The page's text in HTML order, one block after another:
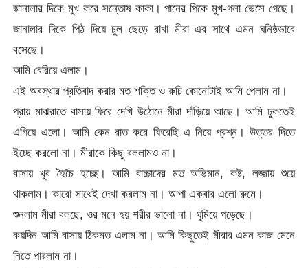
জানালার দিকে মুখ করে সন্তোষ কাকা। পানের পিকে মুখ-গলা ভেসে গেছে।
জানালার দিকে পিঠ দিয়ে চুল ছেড়ে রাখা মীরা এর সাথে এমন ঘনিষ্ঠভাবে
বসেছে।
আমি বেরিয়ে এলাম।
এই অবস্থার প্রতিবাদ করার মত শক্তি ও রুচি কোনোটাই আমি পেলাম না।
প্রায় মাঝরাতে বাসায় ফিরে দেখি উঠোনে মীরা দাঁড়িয়ে আছে। আমি ঢুকতেই
এগিয়ে এলো। আমি কেন রাত করে ফিরেছি এ নিয়ে প্রশ্ন। উত্তর দিতে
ইচ্ছে করলো না। মীরাকে কিছু বললামও না।
বাসায় খুব হৈচৈ হচ্ছে। আমি বাচ্চাদের মত অভিমান, কষ্ট, লজ্জায় শুয়ে
থাকলাম। কারো সাথেই দেখা করলাম না। আপা একবার এলো রুমে।
শুনলাম মীরা বলছে, ওর মনে হয় শরীর ভালো না। ঘুমিয়ে পড়েছে।
কয়দিন আমি বাসায় ঠিকমত এলাম না। আমি কিছুতেই মীরার এমন কাজ মেনে
নিতে পারলাম না।